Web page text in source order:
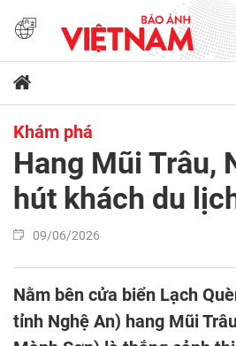
Khám phá
Hang Mũi Trâu,
hút khách du
09/06/2026
Nằm bên cửa biển Lạch
tỉnh Nghệ An) hang Mũi